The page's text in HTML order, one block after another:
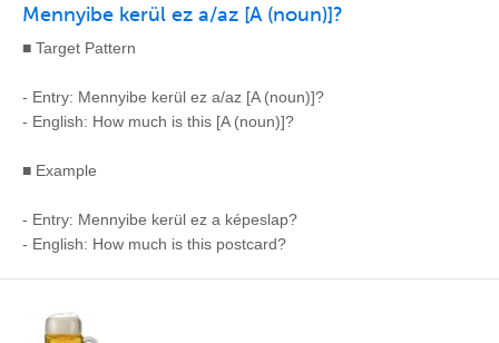
Mennyibe kerül ez a/az [A (noun)]?
■ Target Pattern
- Entry: Mennyibe kerül ez a/az [A (noun)]?
- English: How much is this [A (noun)]?
■ Example
- Entry: Mennyibe kerül ez a képeslap?
- English: How much is this postcard?